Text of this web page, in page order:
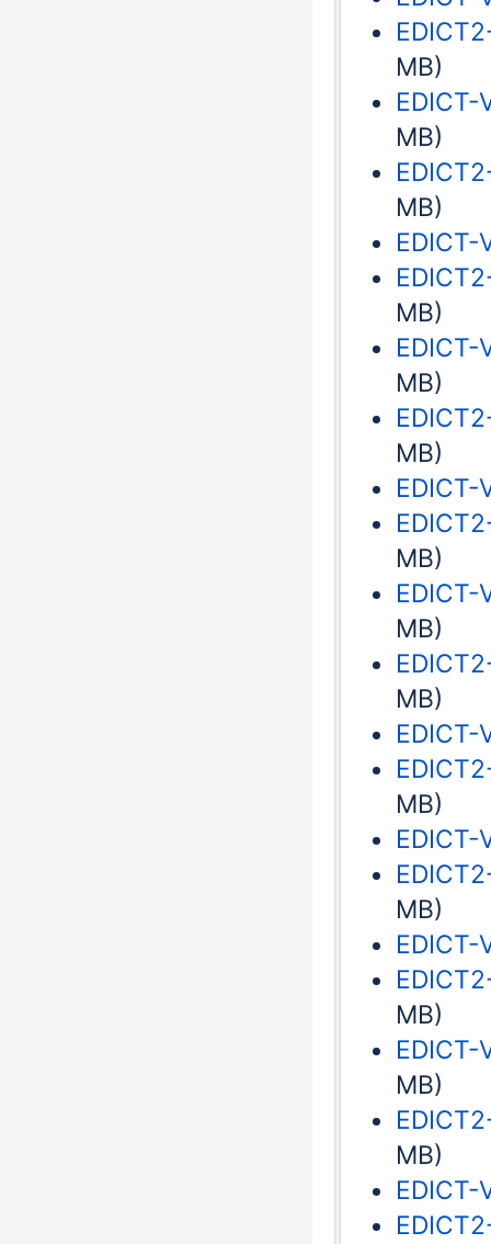
MB)
EDICT-
MB)
MB)
EDICT-
MB)
EDICT-
MB)
MB)
EDICT-
MB)
EDICT-
MB)
MB)
EDICT-
MB)
EDICT-
MB)
EDICT-
MB)
EDICT-
MB)
MB)
EDICT-